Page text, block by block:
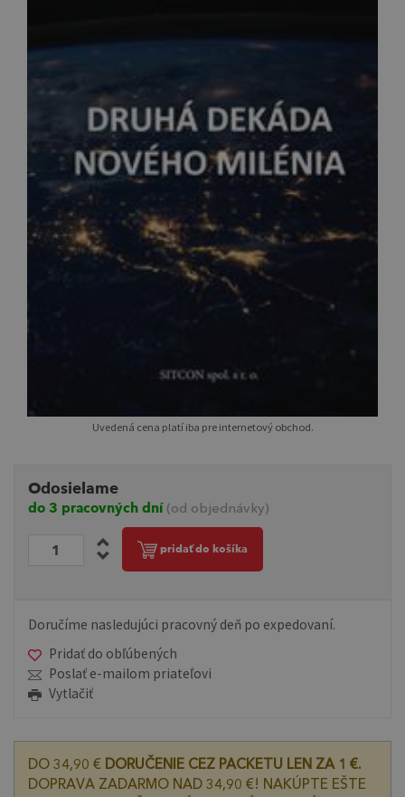
Uvedená cena platí iba pre internetový obchod.
Odosielame
do 3 pracovných dní (od objednávky)
pridať do košíka
Doručíme nasledujúci pracovný deň po expedovaní.
Pridať do obľúbených
Poslať e-mailom priateľovi
Vytlačiť
DO 34,90 € DORUČENIE CEZ PACKETU LEN ZA 1 €.
DOPRAVA ZADARMO NAD 34,90 €! NAKÚPTE EŠTE